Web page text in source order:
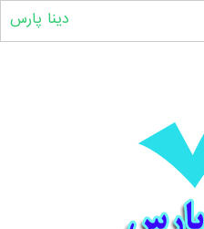
دینا پارس